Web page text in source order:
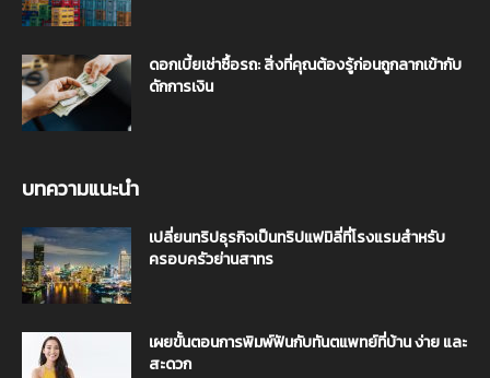
ดอกเบี้ยเช่าซื้อรถ: สิ่งที่คุณต้องรู้ก่อนถูกลากเข้ากับ
ดักการเงิน
บทความแนะนำ
เปลี่ยนทริปธุรกิจเป็นทริปแฟมิลี่ที่โรงแรมสำหรับ
ครอบครัวย่านสาทร
เผยขั้นตอนการพิมพ์ฟันกับทันตแพทย์ที่บ้าน ง่าย และ
สะดวก